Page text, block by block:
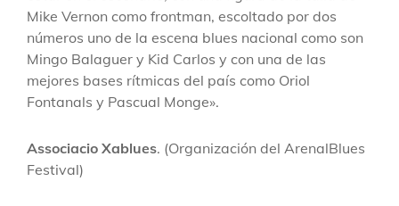
Mike Vernon como frontman, escoltado por dos
números uno de la escena blues nacional como son
Mingo Balaguer y Kid Carlos y con una de las
mejores bases rítmicas del país como Oriol
Fontanals y Pascual Monge».
Associacio Xablues. (Organización del ArenalBlues
Festival)